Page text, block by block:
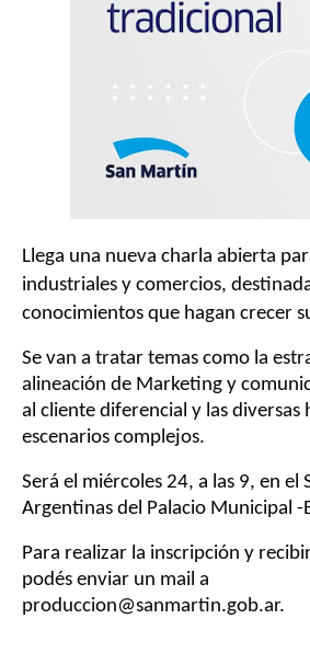
Llega una nueva charla abierta
industriales y comercios,
conocimientos que hagan crecer
Se van a tratar temas como la
alineación de Marketing y
al cliente diferencial y las diversas
escenarios complejos.
Será el miércoles 24, a las 9, en el
Argentinas del Palacio Municipal -
Para realizar la inscripción y
podés enviar un mail a
produccion@sanmartin.gob.ar.